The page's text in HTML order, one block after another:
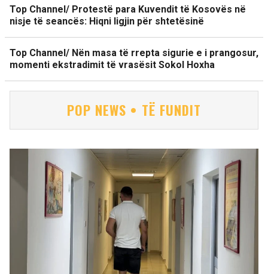
Top Channel/ Protestë para Kuvendit të Kosovës në
nisje të seancës: Hiqni ligjin për shtetësinë
Top Channel/ Nën masa të rrepta sigurie e i prangosur,
momenti ekstradimit të vrasësit Sokol Hoxha
POP NEWS • TË FUNDIT